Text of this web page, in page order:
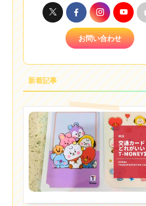
お問い合わせ
新着記事